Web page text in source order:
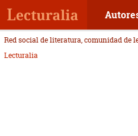
Red social de literatura, comunidad de
Lecturalia